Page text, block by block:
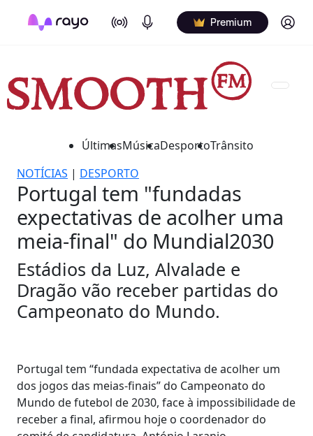
On Air Podcasts Premium Log in
ÚltimasMúsicaDesportoTrânsito
NOTÍCIAS | DESPORTO
Portugal tem "fundadas
expectativas de acolher uma
meia-final" do Mundial2030
Estádios da Luz, Alvalade e
Dragão vão receber partidas do
Campeonato do Mundo.
Portugal tem “fundada expectativa de acolher um
dos jogos das meias-finais” do Campeonato do
Mundo de futebol de 2030, face à impossibilidade de
receber a final, afirmou hoje o coordenador do